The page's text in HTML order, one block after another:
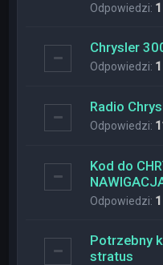
Odpowiedzi: 1
Chrysler
Odpowiedzi: 1
Radio
Odpowiedzi:
Kod do
Odpowiedzi: 1
Potrzebny
stratus